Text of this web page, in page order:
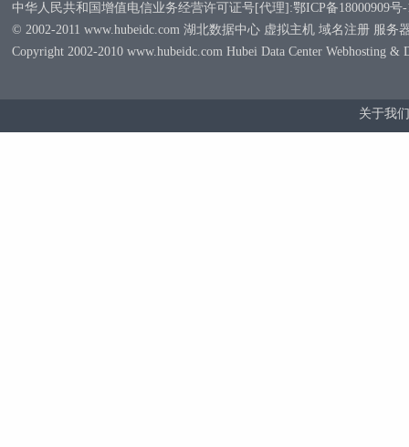
中华人民共和国增值电信业务经营许可证号[代理]:鄂ICP备18000909号-
© 2002-2011 www.hubeidc.com 湖北数据中心 虚拟主机 域名注册 服务
Copyright 2002-2010 www.hubeidc.com Hubei Data Center Webhosting &
关于我们